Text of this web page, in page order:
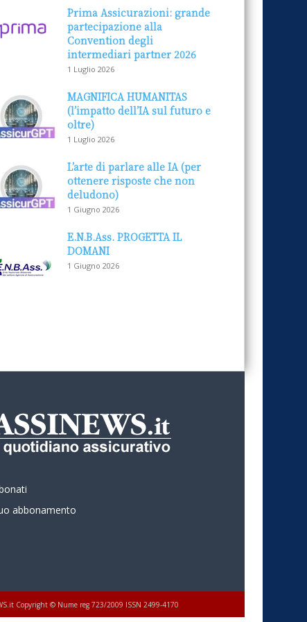
Prima Assicurazioni: grande
partecipazione alla
Convention degli
intermediari partner 2026
1 Luglio 2026
MAGNIFICA HUMANITAS
(l’impatto dell’IA sul futuro e
oltre)
1 Luglio 2026
L’arte di parlare alle IA (per
ottenere risposte che non
deludono)
1 Giugno 2026
E.N.B.Ass. PROGETTA IL
DOMANI
1 Giugno 2026
abbonamento
Copyright © Nume reg 723/2009 ISSN 2499-4170